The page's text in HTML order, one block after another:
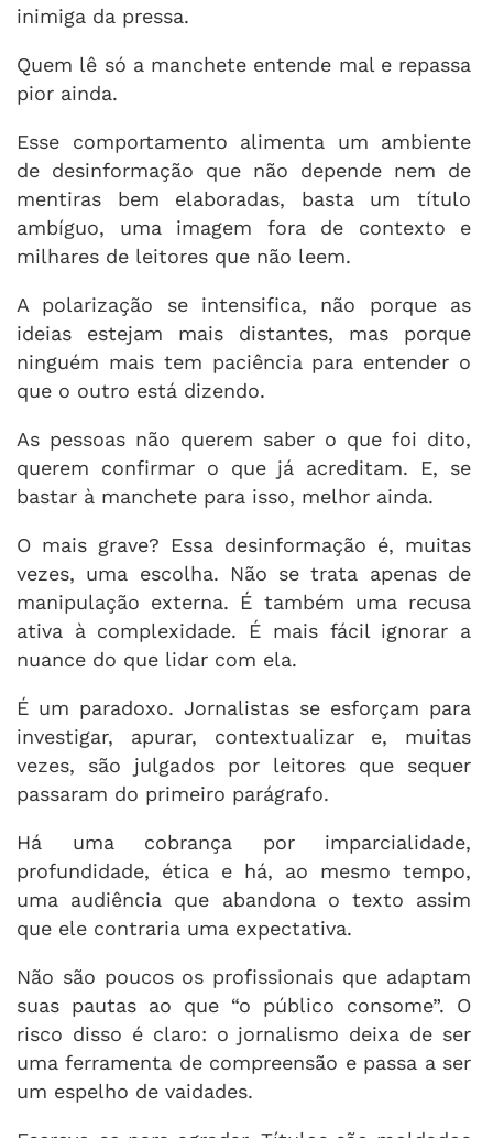
inimiga da pressa.
Quem lê só a manchete entende mal e repassa
pior ainda.
Esse comportamento alimenta um ambiente
de desinformação que não depende nem de
mentiras bem elaboradas, basta um título
ambíguo, uma imagem fora de contexto e
milhares de leitores que não leem.
A polarização se intensifica, não porque as
ideias estejam mais distantes, mas porque
ninguém mais tem paciência para entender o
que o outro está dizendo.
As pessoas não querem saber o que foi dito,
querem confirmar o que já acreditam. E, se
bastar à manchete para isso, melhor ainda.
O mais grave? Essa desinformação é, muitas
vezes, uma escolha. Não se trata apenas de
manipulação externa. É também uma recusa
ativa à complexidade. É mais fácil ignorar a
nuance do que lidar com ela.
É um paradoxo. Jornalistas se esforçam para
investigar, apurar, contextualizar e, muitas
vezes, são julgados por leitores que sequer
passaram do primeiro parágrafo.
Há uma cobrança por imparcialidade,
profundidade, ética e há, ao mesmo tempo,
uma audiência que abandona o texto assim
que ele contraria uma expectativa.
Não são poucos os profissionais que adaptam
suas pautas ao que “o público consome”. O
risco disso é claro: o jornalismo deixa de ser
uma ferramenta de compreensão e passa a ser
um espelho de vaidades.